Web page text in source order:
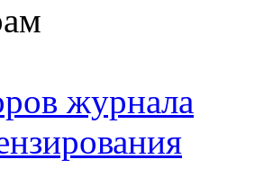
журнала